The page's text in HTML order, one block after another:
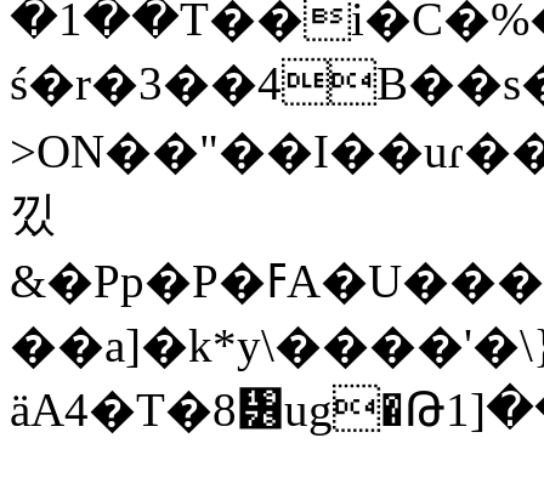
낐
&�Pp�P�ߓA�U���}6���^�Tw�FS5��